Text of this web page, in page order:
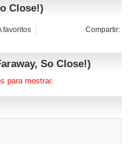
Close!)
Compartir:
favoritos
So Close!)
para mostrar.